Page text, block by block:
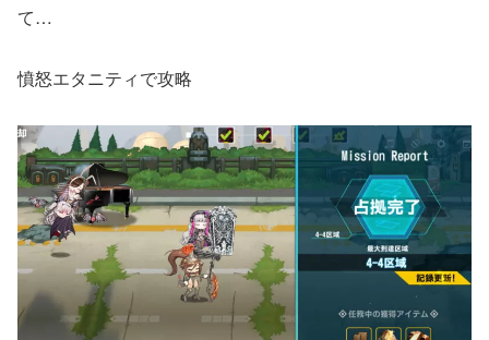
て…
憤怒エタニティで攻略